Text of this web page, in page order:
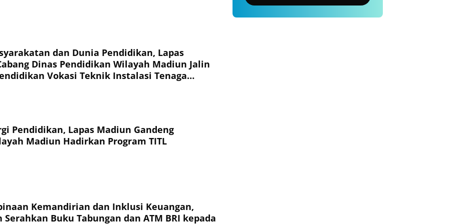
dan Dunia Pendidikan, Lapas
Dinas Pendidikan Wilayah Madiun Jalin
Vokasi Teknik Instalasi Tenaga
Binaan
Pendidikan, Lapas Madiun Gandeng
Madiun Hadirkan Program TITL
Kemandirian dan Inklusi Keuangan,
Serahkan Buku Tabungan dan ATM BRI kepada